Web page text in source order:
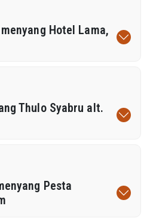
Hotel Lama,
Thulo Syabru alt.
Pesta